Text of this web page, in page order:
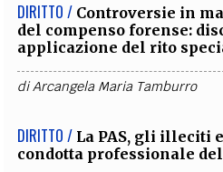
DIRITTO / Controversie in
del compenso forense:
applicazione del rito
diArcangela Maria Tamburro
DIRITTO / La PAS, gli illeciti
condotta professionale